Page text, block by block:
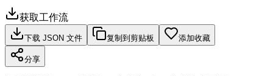
获取工作流
下载 JSON 文件 复制到剪贴板 添加收藏
分享